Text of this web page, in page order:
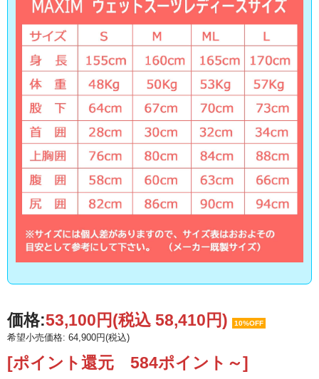
価格:53,100円(税込 58,410円) 10%OFF
希望小売価格: 64,900円(税込)
[ポイント還元 584ポイント～]